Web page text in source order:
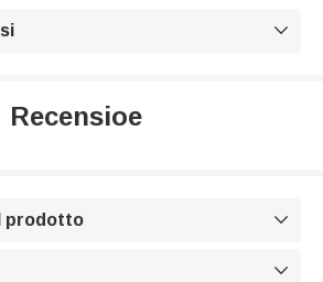

Recensioe
prodotto 
